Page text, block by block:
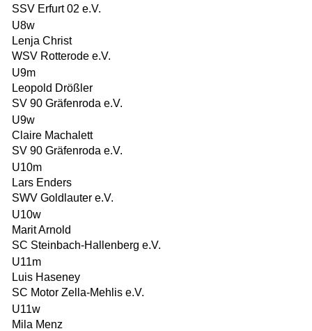
SSV Erfurt 02 e.V.
U8w
Lenja Christ
WSV Rotterode e.V.
U9m
Leopold Drößler
SV 90 Gräfenroda e.V.
U9w
Claire Machalett
SV 90 Gräfenroda e.V.
U10m
Lars Enders
SWV Goldlauter e.V.
U10w
Marit Arnold
SC Steinbach-Hallenberg e.V.
U11m
Luis Haseney
SC Motor Zella-Mehlis e.V.
U11w
Mila Menz